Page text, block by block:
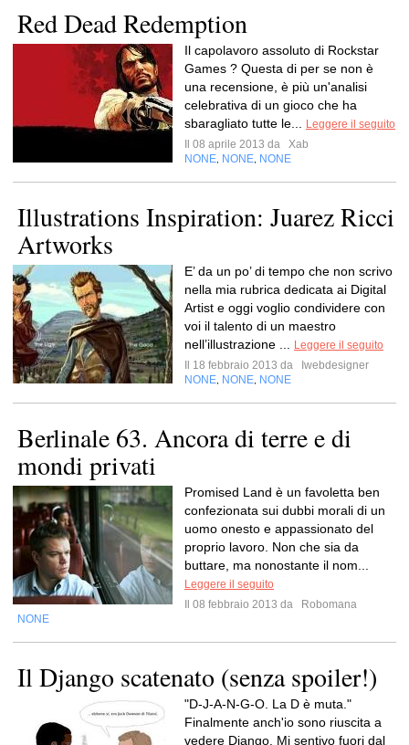
Red Dead Redemption
Il capolavoro assoluto di Rockstar
Games ? Questa di per se non è
una recensione, è più un'analisi
celebrativa di un gioco che ha
sbaragliato tutte le...
Leggere il seguito
Il 08 aprile 2013 da
Xab
NONE NONE NONE
Illustrations Inspiration: Juarez Ricci
Artworks
E’ da un po’ di tempo che non scrivo
nella mia rubrica dedicata ai Digital
Artist e oggi voglio condividere con
voi il talento di un maestro
nell’illustrazione ...
Leggere il seguito
Il 18 febbraio 2013 da
Iwebdesigner
NONE NONE NONE
Berlinale 63. Ancora di terre e di
mondi privati
Promised Land è un favoletta ben
confezionata sui dubbi morali di un
uomo onesto e appassionato del
proprio lavoro. Non che sia da
buttare, ma nonostante il nom...
Leggere il seguito
Il 08 febbraio 2013 da
Robomana
NONE
Il Django scatenato (senza spoiler!)
"D-J-A-N-G-O. La D è muta."
Finalmente anch'io sono riuscita a
vedere Django. Mi sentivo fuori dal